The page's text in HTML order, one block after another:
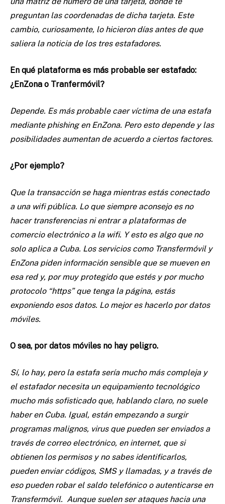
preguntan las coordenadas de dicha tarjeta. Este
cambio, curiosamente, lo hicieron días antes de que
saliera la noticia de los tres estafadores.
En qué plataforma es más probable ser estafado:
¿EnZona o Tranfermóvil?
Depende. Es más probable caer víctima de una estafa
mediante phishing en EnZona. Pero esto depende y las
posibilidades aumentan de acuerdo a ciertos factores.
¿Por ejemplo?
Que la transacción se haga mientras estás conectado
a una wifi pública. Lo que siempre aconsejo es no
hacer transferencias ni entrar a plataformas de
comercio electrónico a la wifi. Y esto es algo que no
solo aplica a Cuba. Los servicios como Transfermóvil y
EnZona piden información sensible que se mueven en
esa red y, por muy protegido que estés y por mucho
protocolo “https” que tenga la página, estás
exponiendo esos datos. Lo mejor es hacerlo por datos
móviles.
O sea, por datos móviles no hay peligro.
Sí, lo hay, pero la estafa sería mucho más compleja y
el estafador necesita un equipamiento tecnológico
mucho más sofisticado que, hablando claro, no suele
haber en Cuba. Igual, están empezando a surgir
programas malignos, virus que pueden ser enviados a
través de correo electrónico, en internet, que si
obtienen los permisos y no sabes identificarlos,
pueden enviar códigos, SMS y llamadas, y a través de
eso pueden robar el saldo telefónico o autenticarse en
Transfermóvil. Aunque suelen ser ataques hacia una